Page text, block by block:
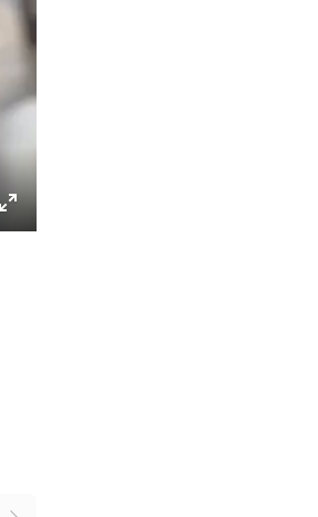
Enter